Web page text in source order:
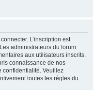
L’inscription est
administrateurs du forum
aux utilisateurs inscrits.
connaissance de nos
confidentialité. Veuillez
toutes les règles du